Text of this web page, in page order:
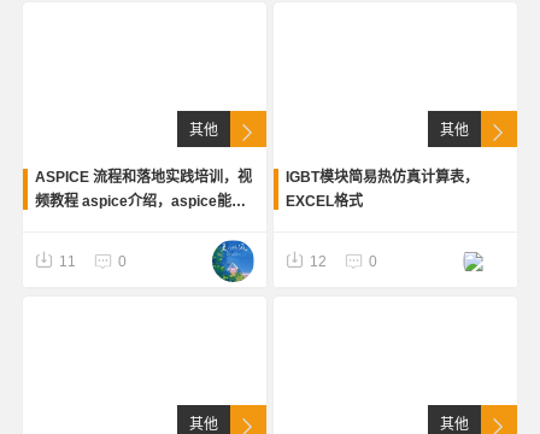
其他
ASPICE 流程和落地实践培训，视
频教程 aspice介绍，aspice能力
scope，sys/swe，开发活动具体
要求和实践
11 0
其他
IGBT模块简易热仿真计算表，
EXCEL格式
12 0
其他 其他